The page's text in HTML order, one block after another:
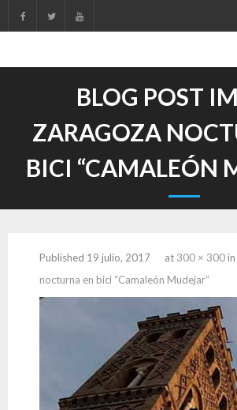
to
BLOG POST
ZARAGOZA
BICI “CAMALEÓN
Published 19 julio, 2017 at 300 × 300in
nocturna en bici “Camaleón Mudejar”